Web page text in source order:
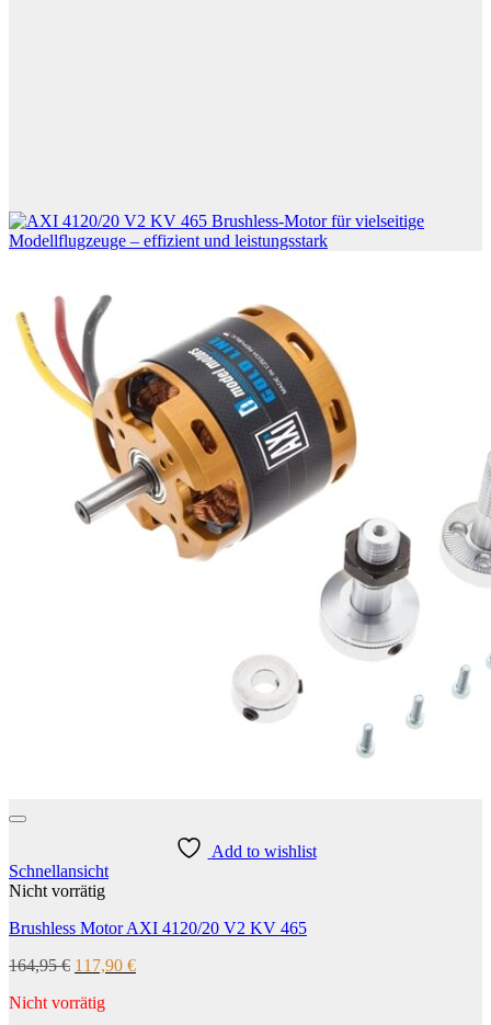
Add to wishlist
Schnellansicht
Nicht vorrätig
Brushless Motor AXI 4120/20 V2 KV 465
164,95€ Ursprünglicher
war:
117,90 €Aktueller
Nicht vorrätig